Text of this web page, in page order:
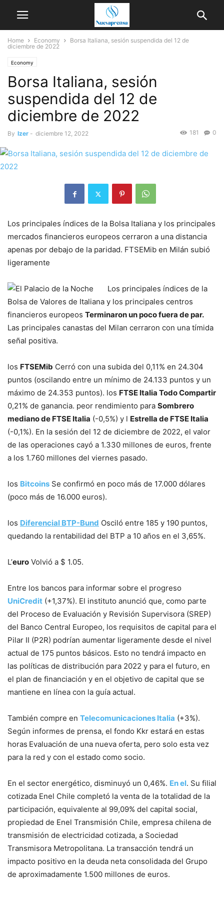
Home Economy
Borsa Italiana, sesión suspendida del 12 de
diciembre de 2022
Economy
Borsa Italiana, sesión
suspendida del 12 de
diciembre de 2022
By Izer - diciembre 12, 2022 0
181
Los principales índices de la Bolsa Italiana y los principales
mercados financieros europeos cerraron a una distancia
apenas por debajo de la paridad. FTSEMib en Milán subió
ligeramente
Los principales índices de la
Bolsa de Valores de Italiana y los principales centros
financieros europeos Terminaron un poco fuera de par.
Las principales canastas del Milan cerraron con una tímida
señal positiva.
los FTSEMib Cerró con una subida del 0,11% en 24.304
puntos (oscilando entre un mínimo de 24.133 puntos y un
máximo de 24.353 puntos). los FTSE Italia Todo Compartir
0,21% de ganancia. peor rendimiento para Sombrero
mediano de FTSE Italia (-0,5%) y l Estrella de FTSE Italia
(-0,1%). En la sesión del 12 de diciembre de 2022, el valor
de las operaciones cayó a 1.330 millones de euros, frente
a los 1.760 millones del viernes pasado.
los Bitcoins Se confirmó en poco más de 17.000 dólares
(poco más de 16.000 euros).
los Diferencial BTP-Bund Osciló entre 185 y 190 puntos,
quedando la rentabilidad del BTP a 10 años en el 3,65%.
L’euro Volvió a $ 1.05.
Entre los bancos para informar sobre el progreso
UniCredit (+1,37%). El instituto anunció que, como parte
del Proceso de Evaluación y Revisión Supervisora ​​(SREP)
del Banco Central Europeo, los requisitos de capital para el
Pilar II (P2R) podrían aumentar ligeramente desde el nivel
actual de 175 puntos básicos. Esto no tendrá impacto en
las políticas de distribución para 2022 y para el futuro, en
el plan de financiación y en el objetivo de capital que se
mantiene en línea con la guía actual.
También compre en Telecomunicaciones Italia (+3%).
Según informes de prensa, el fondo Kkr estará en estas
horas Evaluación de una nueva oferta, pero solo esta vez
para la red y con el estado como socio.
En el sector energético, disminuyó un 0,46%. En el. Su filial
cotizada Enel Chile completó la venta de la totalidad de la
participación, equivalente al 99,09% del capital social,
propiedad de Enel Transmisión Chile, empresa chilena de
transmisión de electricidad cotizada, a Sociedad
Transmisora ​​Metropolitana. La transacción tendrá un
impacto positivo en la deuda neta consolidada del Grupo
de aproximadamente 1.500 millones de euros.